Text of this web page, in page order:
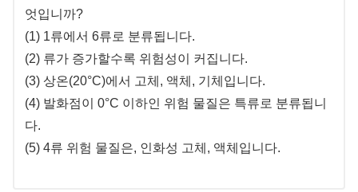
엇입니까?
(1) 1류에서 6류로 분류됩니다.
(2) 류가 증가할수록 위험성이 커집니다.
(3) 상온(20°C)에서 고체, 액체, 기체입니다.
(4) 발화점이 0°C 이하인 위험 물질은 특류로 분류됩니
다.
(5) 4류 위험 물질은, 인화성 고체, 액체입니다.